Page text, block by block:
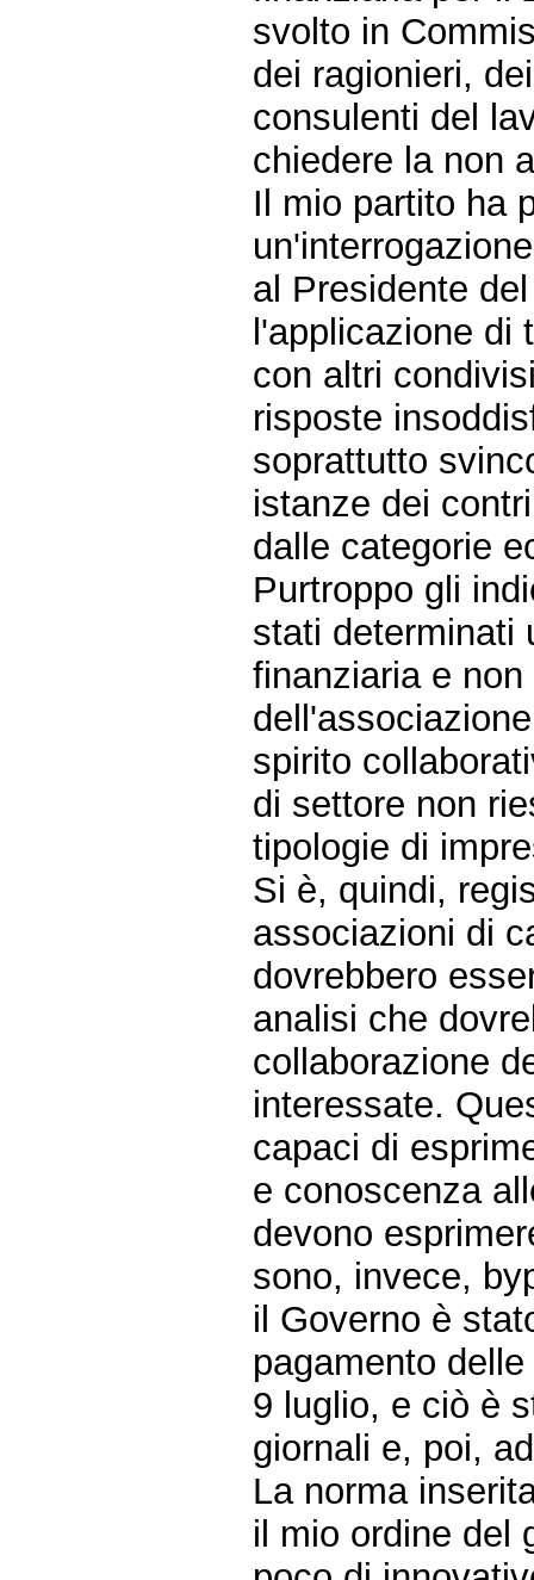
svolto in
dei ragionieri,
consulenti del
chiedere la non
Il mio partito ha
al Presidente
l'applicazione
con altri
risposte
soprattutto
istanze dei
dalle categorie
Purtroppo gli
stati determinati
finanziaria e
spirito
di settore non
tipologie di
Si è, quindi,
associazioni di
dovrebbero
analisi che
collaborazione
interessate.
capaci di
e conoscenza
devono
sono, invece,
il Governo è
pagamento
9 luglio, e ciò è
giornali e, poi,
La norma
il mio ordine del